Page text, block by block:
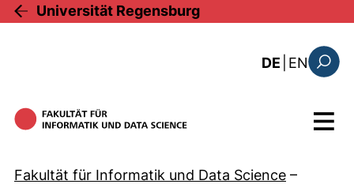
Direkt zum Inhalt
Universität Regensburg
DE EN: this
Menü
Fakultät für Informatik und Data Science –